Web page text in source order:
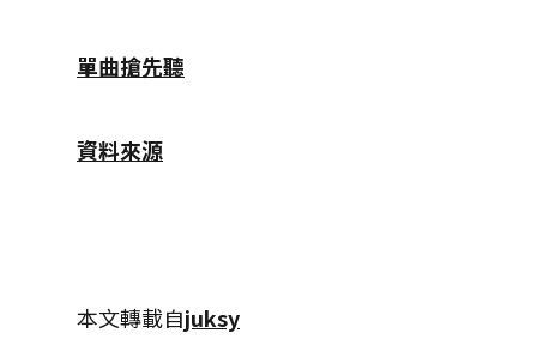
單曲搶先聽
資料來源
本文轉載自juksy